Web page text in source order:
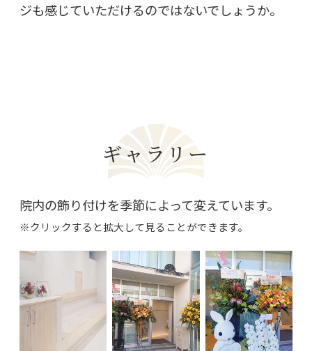
ジも感じていただけるのではないでしょうか。
ギャラリー
院内の飾り付けを季節によって変えています。
※クリックすると拡大して見ることができます。